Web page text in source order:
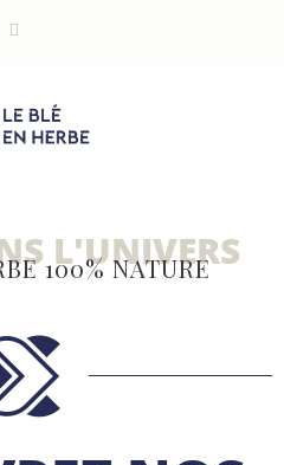
L'UNIVERS
100% NATURE